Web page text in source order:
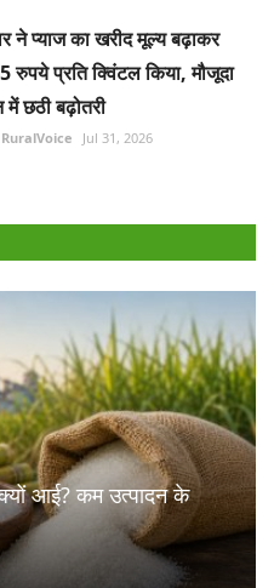
ने प्याज का खरीद मूल्य बढ़ाकर
रुपये प्रति क्विंटल किया, मौजूदा
छठी बढ़ोतरी
Jul 31, 2026
आई? कम उत्पादन के